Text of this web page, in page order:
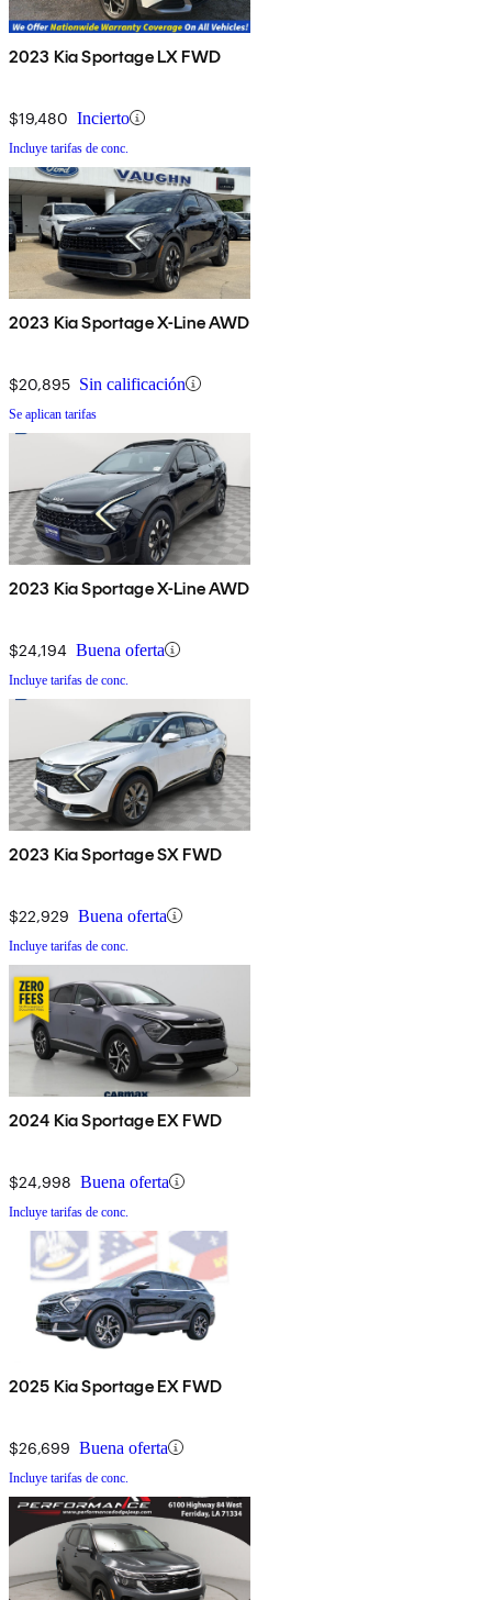
2023 Kia Sportage LX FWD
$19,480 Incierto
Incluye tarifas de conc.
2023 Kia Sportage X-Line AWD
$20,895 Sin calificación
Se aplican tarifas
2023 Kia Sportage X-Line AWD
$24,194 Buena oferta
Incluye tarifas de conc.
2023 Kia Sportage SX FWD
$22,929 Buena oferta
Incluye tarifas de conc.
2024 Kia Sportage EX FWD
$24,998 Buena oferta
Incluye tarifas de conc.
2025 Kia Sportage EX FWD
$26,699 Buena oferta
Incluye tarifas de conc.